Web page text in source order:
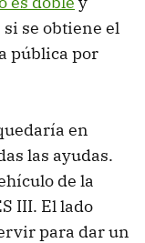
se obtiene el
pública por
en
las ayudas.
de la
III. El lado
para dar un